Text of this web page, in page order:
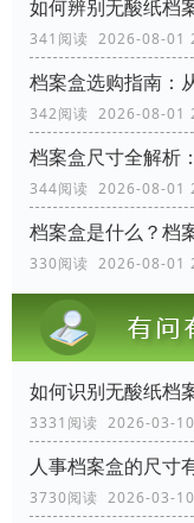
如何辨别无酸纸档
341阅读 2026-08-01
档案盒选购指南：
342阅读 2026-08-01
档案盒尺寸全解析
344阅读 2026-08-01
档案盒是什么？档
330阅读 2026-08-01
如何识别无酸纸档
3331阅读 2026-03-
人事档案盒的尺寸
3730阅读 2026-03-